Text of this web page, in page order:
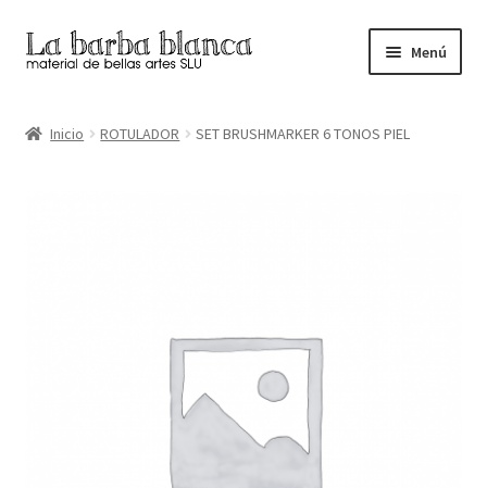
Ir
a
navegación
Ir
al
Menú
Inicio ROTULADOR SET BRUSHMARKER 6 TONOS PIEL